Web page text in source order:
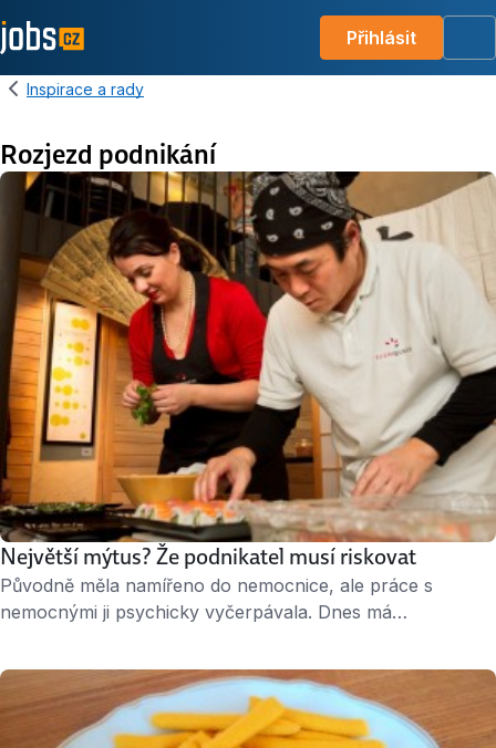
Přihlásit
Inspirace a rady
Rozjezd podnikání
Největší mýtus? Že podnikatel musí riskovat
Původně měla namířeno do nemocnice, ale práce s
nemocnými ji psychicky vyčerpávala. Dnes má
luxusním sushi, které vám připraví přímo před očima na
firemním večírku nebo doma v kuchyni. A o podnikání
mluví příjemně realisticky. Však si to přečtěte sami. ↑